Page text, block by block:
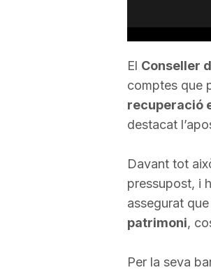
El Conseller
comptes que
recuperació
destacat
Davant tot
pressupost, i
assegurat
patrimoni,
Per la seva